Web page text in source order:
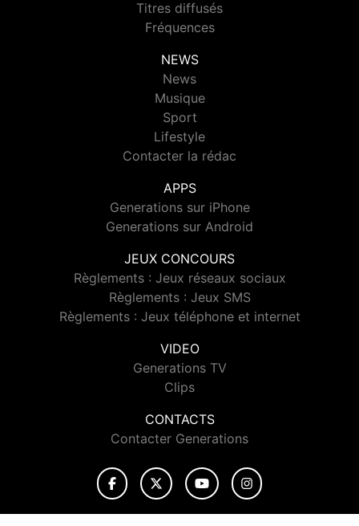
Titres diffusés
Fréquences
NEWS
News
Musique
Sport
Lifestyle
Contacter la rédac
APPS
Generations sur iPhone
Generations sur Android
JEUX CONCOURS
Règlements : Jeux réseaux sociaux
Règlements : Jeux SMS
Règlements : Jeux téléphone et internet
VIDEO
Generations TV
Clips
CONTACTS
Contacter Generations